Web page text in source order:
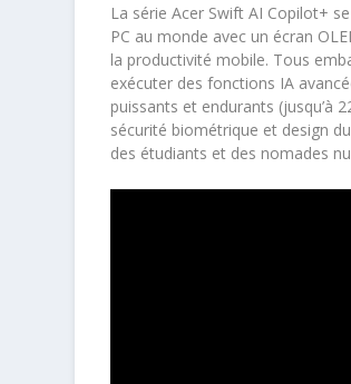
La série Acer Swift AI Copilot+
PC au monde avec un écran
la productivité mobile. Tous
exécuter des fonctions IA
puissants et endurants (jusqu’à
sécurité biométrique et design
des étudiants et des nomades